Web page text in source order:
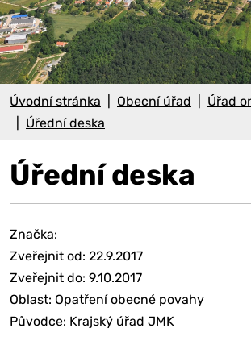
Úvodní stránka Obecní úřad
Úřad
Úřední deska
Úřední deska
Značka:
Zveřejnit od: 22.9.2017
Zveřejnit do: 9.10.2017
Oblast: Opatření obecné povahy
Původce: Krajský úřad JMK